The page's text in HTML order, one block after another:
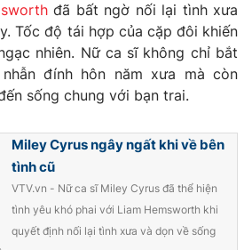
lai
Podcast
đã bất ngờ nối lại tình xưa
Tốc độ tái hợp của cặp đôi khiến
nhiên. Nữ ca sĩ không chỉ bắt
đính hôn năm xưa mà còn
sống chung với bạn trai.
Miley Cyrus ngây ngất khi về bên
tình cũ
VTV.vn - Nữ ca sĩ Miley Cyrus đã thể hiện
tình yêu khó phai với Liam Hemsworth khi
quyết định nối lại tình xưa và dọn về sống